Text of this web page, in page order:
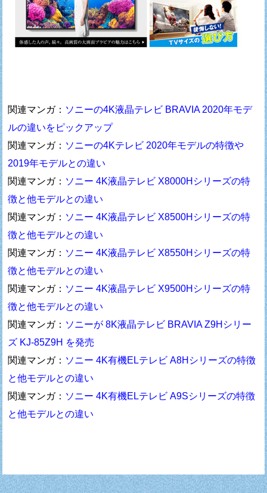
関連マンガ： ソニーの4K液晶テレビ BRAVIA 2020年モデ
ルの違いをピックアップ
関連マンガ： ソニーの4Kテレビ 2020年モデルの特徴や
2019年モデルとの違い
関連マンガ： ソニー 4K液晶テレビ X8000Hシリーズの特
徴と他モデルとの違い
関連マンガ： ソニー 4K液晶テレビ X8500Hシリーズの特
徴と他モデルとの違い
関連マンガ： ソニー 4K液晶テレビ X8550Hシリーズの特
徴と他モデルとの違い
関連マンガ： ソニー 4K液晶テレビ X9500Hシリーズの特
徴と他モデルとの違い
関連マンガ： ソニーが 8K液晶テレビ BRAVIA Z9Hシリー
ズ KJ-85Z9H を発売
関連マンガ： ソニー 4K有機ELテレビ A8Hシリーズの特徴
と他モデルとの違い
関連マンガ： ソニー 4K有機ELテレビ A9Sシリーズの特徴
と他モデルとの違い